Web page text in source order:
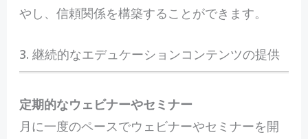
やし、信頼関係を構築することができます。
3. 継続的なエデュケーションコンテンツの提供
定期的なウェビナーやセミナー
月に一度のペースでウェビナーやセミナーを開